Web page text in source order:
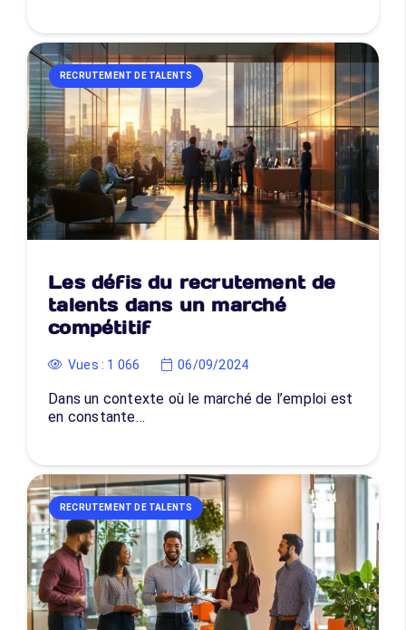
RECRUTEMENT DE TALENTS
Les défis du recrutement de
talents dans un marché
compétitif
Vues : 1 066 06/09/2024
Dans un contexte où le marché de l’emploi est
en constante…
RECRUTEMENT DE TALENTS